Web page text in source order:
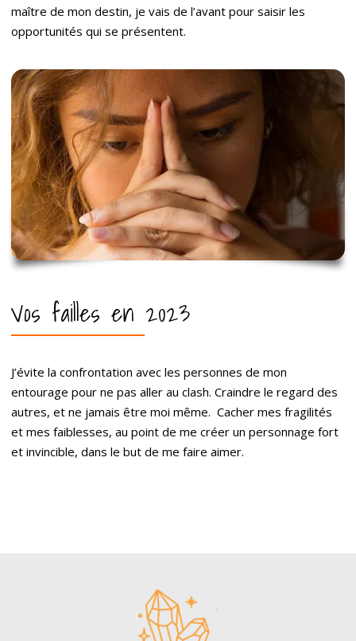
maître de mon destin, je vais de l’avant pour saisir les
opportunités qui se présentent.
Vos failles en 2023
J’évite la confrontation avec les personnes de mon
entourage pour ne pas aller au clash. Craindre le regard des
autres, et ne jamais être moi même. Cacher mes fragilités
et mes faiblesses, au point de me créer un personnage fort
et invincible, dans le but de me faire aimer.